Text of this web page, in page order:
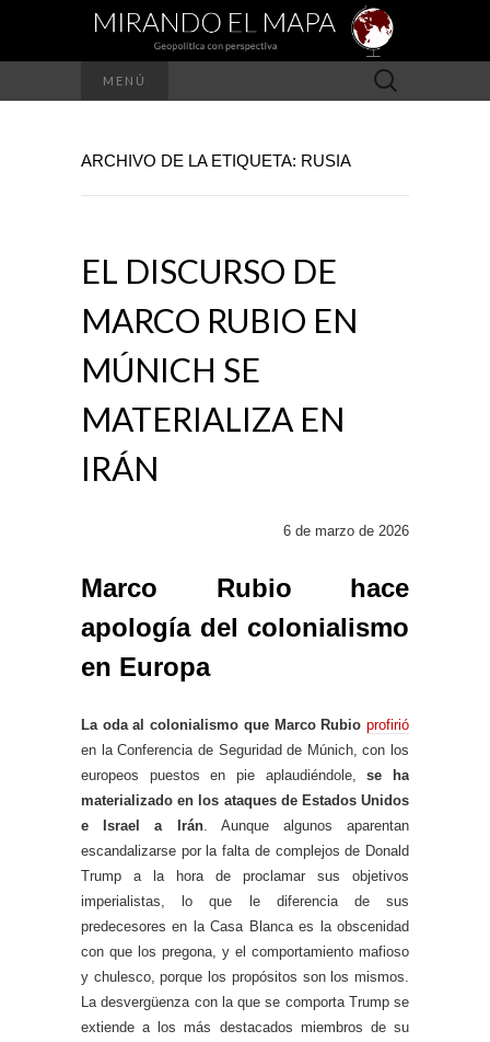
MENÚ Buscar:
ARCHIVO DE LA ETIQUETA: RUSIA
EL DISCURSO DE
MARCO RUBIO EN
MÚNICH SE
MATERIALIZA EN
IRÁN
6 de marzo de 2026
Marco Rubio hace
apología del colonialismo
en Europa
La oda al colonialismo que Marco Rubio profirió
en la Conferencia de Seguridad de Múnich, con los
europeos puestos en pie aplaudiéndole,se ha
materializado en los ataques de Estados Unidos
e Israel a Irán. Aunque algunos aparentan
escandalizarse por la falta de complejos de Donald
Trump a la hora de proclamar sus objetivos
imperialistas, lo que le diferencia de sus
predecesores en la Casa Blanca es la obscenidad
con que los pregona, y el comportamiento mafioso
y chulesco, porque los propósitos son los mismos.
La desvergüenza con la que se comporta Trump se
extiende a los más destacados miembros de su